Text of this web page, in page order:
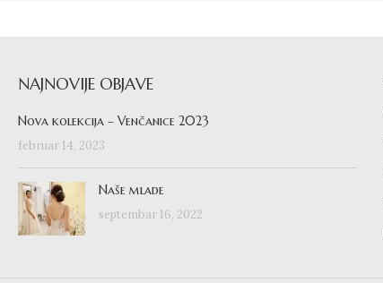
NAJNOVIJE OBJAVE
Nova kolekcija – Venčanice 2023
februar 14, 2023
Naše mlade
septembar 16, 2022